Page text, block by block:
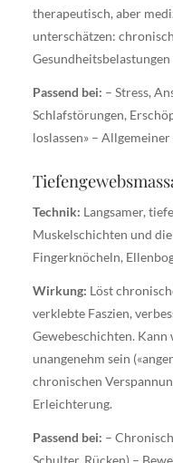
therapeutisch, aber
unterschätzen:
Passend bei: – Stress,
Schlafstörungen,
loslassen» –
Technik: Langsamer,
Muskelschichten und
Fingerknöcheln,
Wirkung: Löst
verklebte Faszien,
Gewebeschichten.
unangenehm sein
chronischen
Erleichterung.
Passend bei: –
Schulter, Rücken) –